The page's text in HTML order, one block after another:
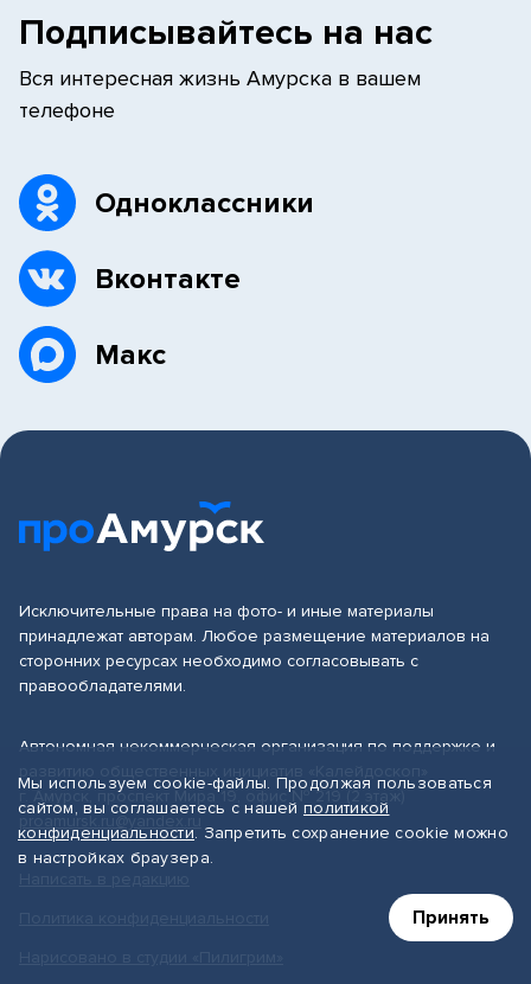
Подписывайтесь на нас
Вся интересная жизнь Амурска в вашем
телефоне
Одноклассники
Вконтакте
Макс
Исключительные права на фото- и иные материалы
принадлежат авторам. Любое размещение материалов на
сторонних ресурсах необходимо согласовывать с
правообладателями.
Автономная некоммерческая организация по поддержке и
г. Амурск, проспект Мира 19, офис № 219 (2 этаж)
proamursk.ru@yandex.ru
Мы используем cookie-файлы. Продолжая пользоваться
сайтом, вы соглашаетесь с нашей политикой
конфиденциальности. Запретить сохранение cookie можно
в настройках браузера.
Принять